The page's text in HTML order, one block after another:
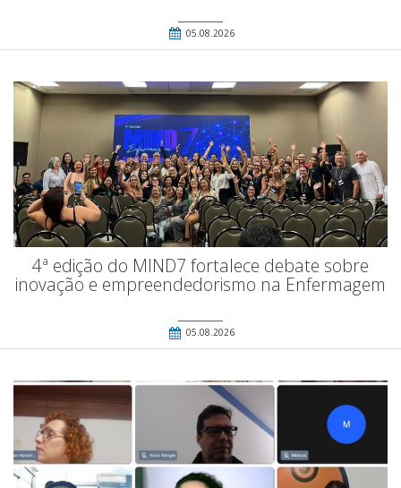
05.08.2026
4ª edição do MIND7 fortalece debate sobre
inovação e empreendedorismo na Enfermagem
05.08.2026